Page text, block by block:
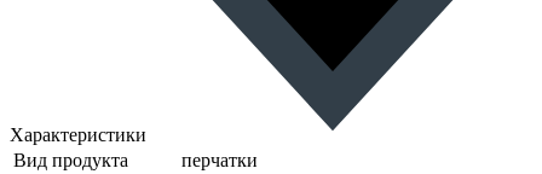
Характеристики
Вид продукта
перчатки